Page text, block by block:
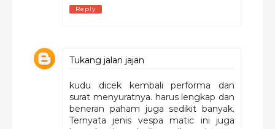
Reply
Tukang jalan jajan
kudu dicek kembali performa dan
surat menyuratnya. harus lengkap dan
beneran paham juga sedikit banyak.
Ternyata jenis vespa matic ini juga